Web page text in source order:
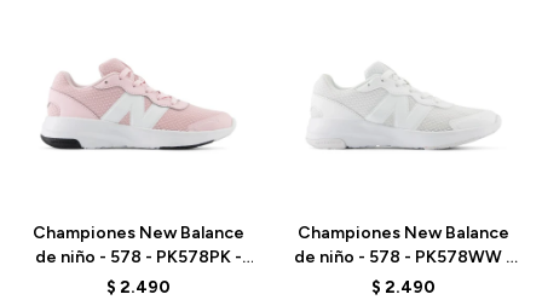
Championes New Balance
de niño - 578 - PK578PK -
ELD
$ 2.490
Championes New Balance
de niño - 578 - PK578WW -
ELD
$ 2.490